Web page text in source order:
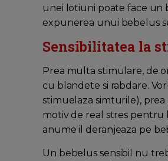
unei lotiuni poate face un
expunerea unui bebelus
Sensibilitatea la
Prea multa stimulare, de
cu blandete si rabdare.
stimuelaza simturile),
motiv de real stres pentru
anume il deranjeaza pe
Un bebelus sensibil nu